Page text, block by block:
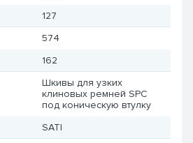
127
574
162
Шкивы для узких
клиновых ремней SPC
под коническую втулку
SATI